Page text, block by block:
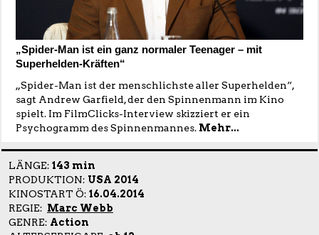
„Spider-Man ist ein ganz normaler Teenager – mit
Superhelden-Kräften“
„Spider-Man ist der menschlichste aller Superhelden“,
sagt Andrew Garfield, der den Spinnenmann im Kino
spielt. Im FilmClicks-Interview skizziert er ein
Psychogramm des Spinnenmannes. Mehr...
LÄNGE: 143 min
PRODUKTION: USA 2014
KINOSTART Ö: 16.04.2014
REGIE: Marc Webb
GENRE: Action